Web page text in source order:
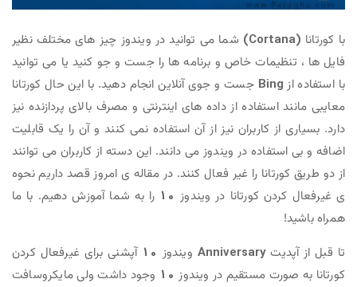
شما می توانید در ویندوز چیز های مختلف نظیر
خاص و برنامه ها را جست و جو کنید یا می توانید
جست و جوی آنلاین انجام دهید. با این حال کورتانا
از داده های اینترنتی و مصرف بالای پردازنده نیز
کاربران نیز از آن استفاده نمی کنند و آن را یک قابلیت
در ویندوز می دانند. این دسته از کاربران می توانند
را غیر فعال کنند. در مقاله ی امروز قصد داریم نحوه
کورتانا در ویندوز10را به شما آموزش دهیم. با ما
Anniversaryویندوز10آپشنی برای غیرفعال کردن
مستقیم در ویندوز10وجود داشت ولی مایکروسافت